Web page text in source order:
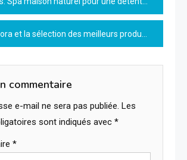
et la sélection des meilleurs produits beauté bio en 2026
commentaire
e-mail ne sera pas publiée. Les
sont indiqués avec *
*